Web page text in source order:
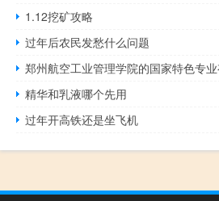
1.12挖矿攻略
过年后农民发愁什么问题
郑州航空工业管理学院的国家特色专
精华和乳液哪个先用
过年开高铁还是坐飞机